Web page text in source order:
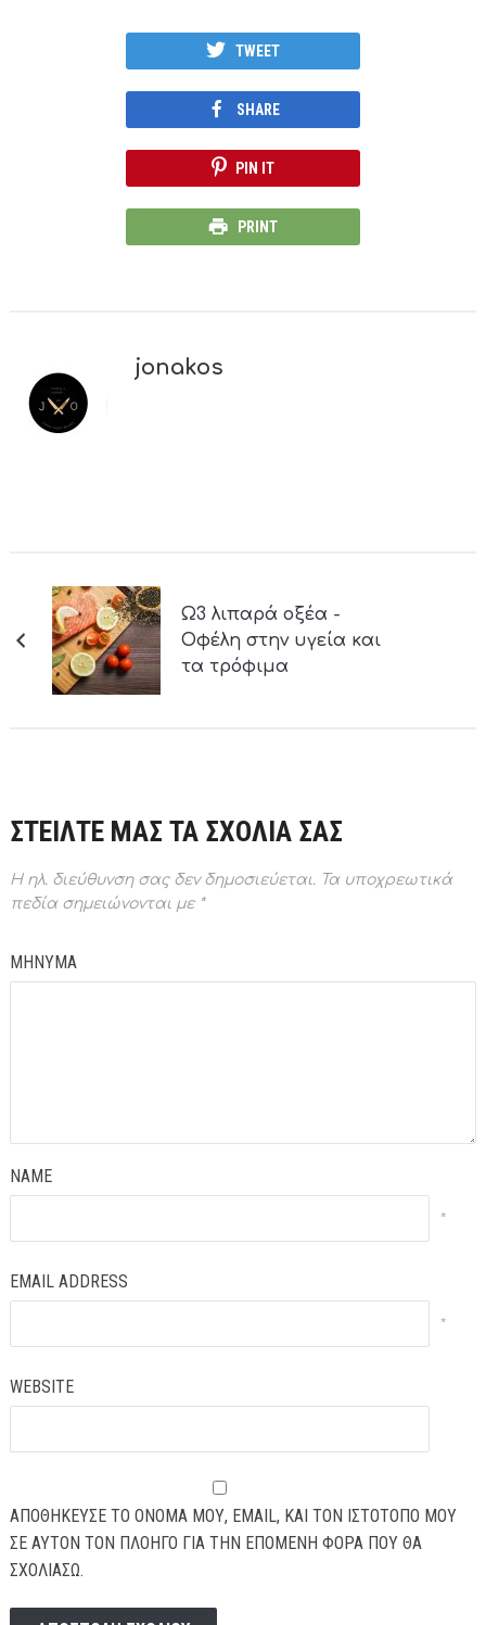
TWEET
SHARE
PIN IT
PRINT
jonakos
Ω3 λιπαρά οξέα -
Οφέλη στην υγεία και
τα τρόφιμα
ΣΤΕΙΛΤΕ ΜΑΣ ΤΑ ΣΧΟΛΙΑ ΣΑΣ
Η ηλ. διεύθυνση σας δεν δημοσιεύεται.Τα υποχρεωτικά
πεδία σημειώνονται με *
ΜΗΝΥΜΑ
NAME
*
EMAIL ADDRESS
*
WEBSITE
ΑΠΟΘΉΚΕΥΣΕ ΤΟ ΌΝΟΜΆ ΜΟΥ, EMAIL, ΚΑΙ ΤΟΝ ΙΣΤΌΤΟΠΟ ΜΟΥ
ΣΕ ΑΥΤΌΝ ΤΟΝ ΠΛΟΗΓΌ ΓΙΑ ΤΗΝ ΕΠΌΜΕΝΗ ΦΟΡΆ ΠΟΥ ΘΑ
ΣΧΟΛΙΆΣΩ.